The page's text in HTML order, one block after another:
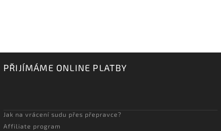
PŘIJÍMÁME ONLINE PLATBY
Jak na vrácení sudu přes přepravce?
Affiliate program